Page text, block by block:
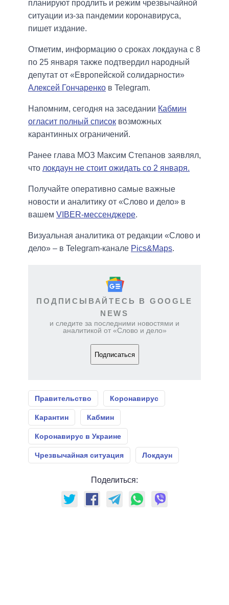
планируют продлить и режим чрезвычайной
ситуации из-за пандемии коронавируса,
пишет издание.
Отметим, информацию о сроках локдауна с 8
по 25 января также подтвердил народный
депутат от «Европейской солидарности»
Алексей Гончаренко в Telegram.
Напомним, сегодня на заседании Кабмин
огласит полный список возможных
карантинных ограничений.
Ранее глава МОЗ Максим Степанов заявлял,
что локдаун не стоит ожидать со 2 января.
Получайте оперативно самые важные
новости и аналитику от «Слово и дело» в
вашем VIBER-мессенджере.
Визуальная аналитика от редакции «Слово и
дело» – в Telegram-канале Pics&Maps.
ПОДПИСЫВАЙТЕСЬ В GOOGLE
NEWS
и следите за последними новостями и
аналитикой от «Слово и дело»
Подписаться
Правительство Коронавирус
Карантин Кабмин
Коронавирус в Украине
Чрезвычайная ситуация Локдаун
Поделиться: